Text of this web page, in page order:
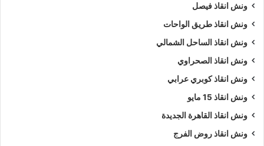
ونش انقاذ فيصل
ونش انقاذ طريق الواحات
ونش انقاذ الساحل الشمالي
ونش انقاذ الصحراوي
ونش انقاذ كوبري عرابي
ونش انقاذ 15 مايو
ونش انقاذ القاهرة الجديدة
ونش انقاذ روض الفرج